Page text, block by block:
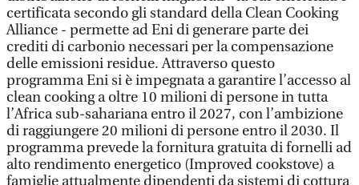
certificata secondo gli standard della Clean Cooking
Alliance - permette ad Eni di generare parte dei
crediti di carbonio necessari per la compensazione
delle emissioni residue. Attraverso questo
programma Eni si è impegnata a garantire l’accesso al
clean cooking a oltre 10 milioni di persone in tutta
l’Africa sub-sahariana entro il 2027, con l’ambizione
di raggiungere 20 milioni di persone entro il 2030. Il
programma prevede la fornitura gratuita di fornelli ad
alto rendimento energetico (Improved cookstove) a
famiglie attualmente dipendenti da sistemi di cottura